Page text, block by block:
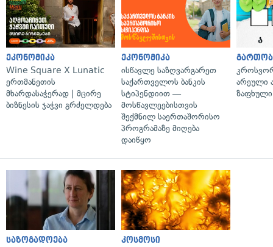
ეკონომიკა
Wine Square X Lunatic
ერთმანეთის
მხარდასაჭერად | მცირე
ბიზნესის ჯაჭვი გრძელდება
ეკონომიკა
ისწავლე საზღვარგარეთ
საქართველოს ბანკის
სტიპენდიით —
მოსწავლეებისთვის
შექმნილ საერთაშორისო
პროგრამაზე მიღება
დაიწყო
არეული
საზოგადოება კოსმოსი